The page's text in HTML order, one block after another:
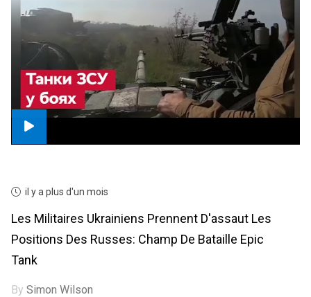
il y a plus d'un mois
Les Militaires Ukrainiens Prennent D'assaut Les
Positions Des Russes: Champ De Bataille Epic
Tank
BySimon Wilson